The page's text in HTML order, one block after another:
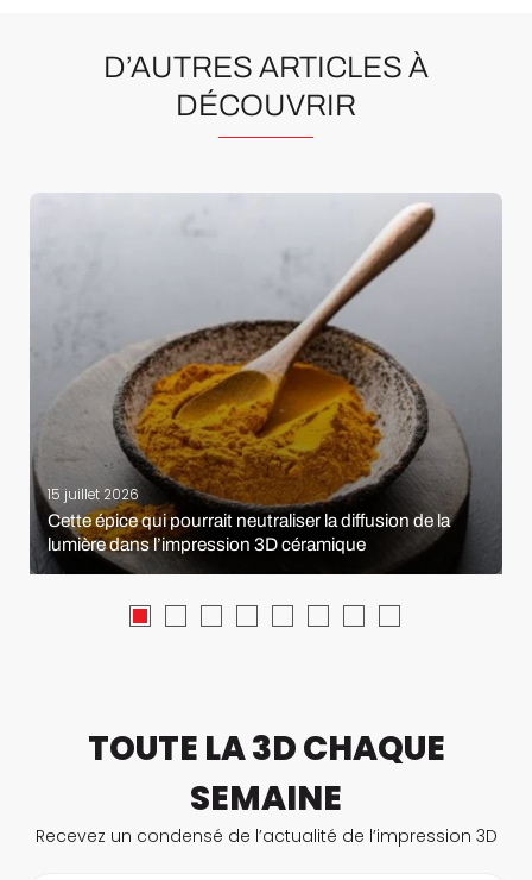
D’AUTRES ARTICLES À
DÉCOUVRIR
15 juillet 2026
Cette épice qui pourrait neutraliser la diffusion de la
lumière dans l’impression 3D céramique
TOUTE LA 3D CHAQUE
SEMAINE
Recevez un condensé de l’actualité de l’impression 3D